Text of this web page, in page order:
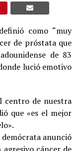
como “muy
de próstata que
de 83
lució emotivo
centro de nuestra
que «es el mejor
anunció
cáncer de